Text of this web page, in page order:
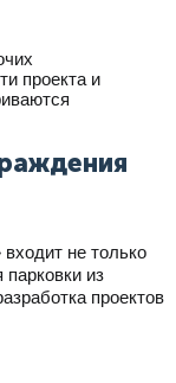
проекта и
не только
парковки из
проектов